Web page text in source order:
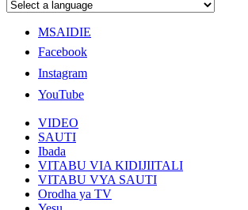
MSAIDIE
Facebook
Instagram
YouTube
VIDEO
SAUTI
Ibada
VITABU VIA KIDIJIITALI
VITABU VYA SAUTI
Orodha ya TV